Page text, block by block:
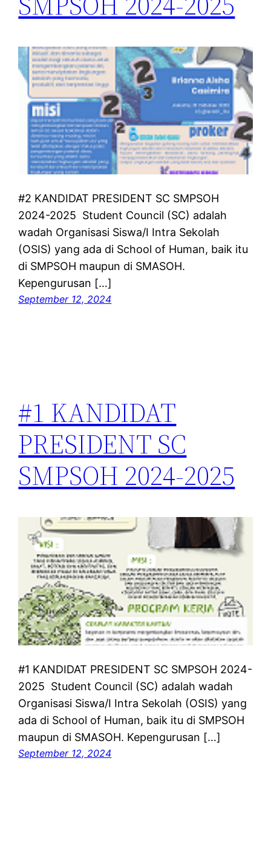
#2 KANDIDAT PRESIDENT SC SMPSOH
2024-2025 Student Council (SC) adalah
wadah Organisasi Siswa/I Intra Sekolah
(OSIS) yang ada di School of Human, baik itu
di SMPSOH maupun di SMASOH.
Kepengurusan […]
September 12, 2024
#1 KANDIDAT
PRESIDENT SC
SMPSOH 2024-2025
#1 KANDIDAT PRESIDENT SC SMPSOH 2024-
2025 Student Council (SC) adalah wadah
Organisasi Siswa/I Intra Sekolah (OSIS) yang
ada di School of Human, baik itu di SMPSOH
maupun di SMASOH. Kepengurusan […]
September 12, 2024